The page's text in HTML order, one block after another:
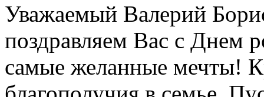
Уважаемый Валерий
поздравляем Вас с Днем
самые желанные мечты!